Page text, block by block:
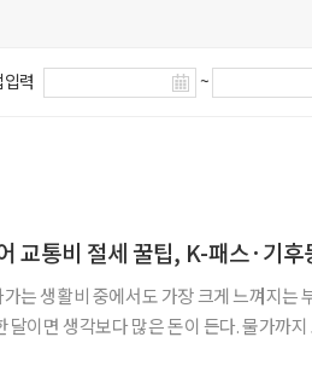
력 ~
교통비 절세 꿀팁, K-패스·기후
는 생활비 중에서도 가장 크게 느껴지는
달이면 생각보다 많은 돈이 든다. 물가까